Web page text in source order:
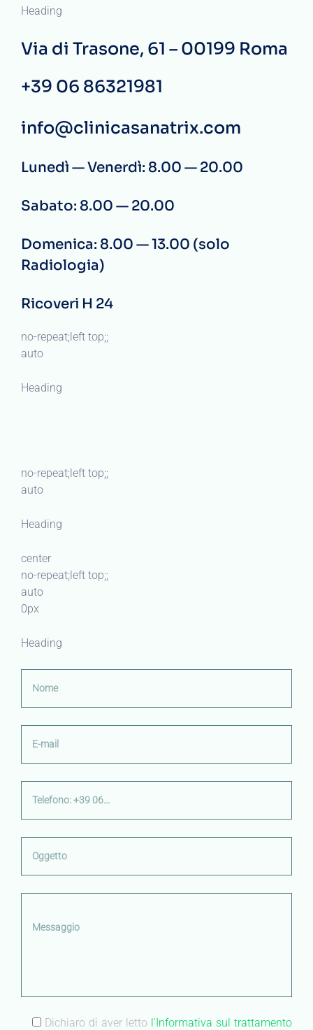
Heading
Via di Trasone, 61 – 00199 Roma
+39 06 86321981
info@clinicasanatrix.com
Lunedì — Venerdì: 8.00 — 20.00
Sabato: 8.00 — 20.00
Domenica: 8.00 — 13.00 (solo
Radiologia)
Ricoveri H 24
no-repeat;left top;;
auto
Heading
no-repeat;left top;;
auto
Heading
center
no-repeat;left top;;
auto
0px
Heading
Dichiaro di aver letto l'Informativa sul trattamento